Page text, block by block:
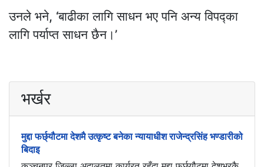
उ‍नले भने, ‘बाढीका लागि साधन भए पनि अन्य विपद्का
लागि पर्याप्त साधन छैन।’
भर्खर
मुद्दा फर्छ्यौटमा देशमै उत्कृष्ट बनेका न्यायाधीश राजेन्द्रसिंह भण्डारीको
बिदाइ